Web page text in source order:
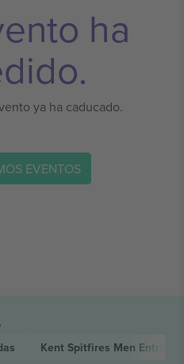
ha
ya ha caducado.
EVENTOS
Kent Spitfires Men Entradas